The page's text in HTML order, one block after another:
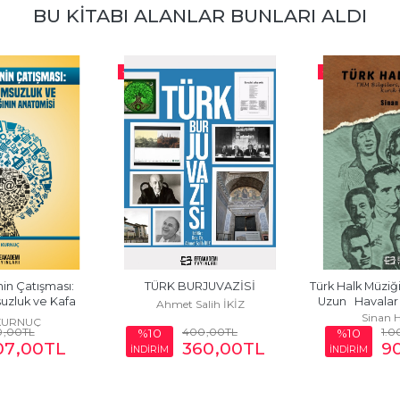
BU KITABI ALANLAR BUNLARI ALDI
Çatışması:
ve Kafa
,00TL
,00TL
-%10
TÜRK BURJUVAZİSİ
Ahmet Salih İKİZ
%10
İNDİRİM
400,00TL
360,00TL
-%
Türk Halk
Uzun   Havalar
Sinan
%10
İNDİRİM